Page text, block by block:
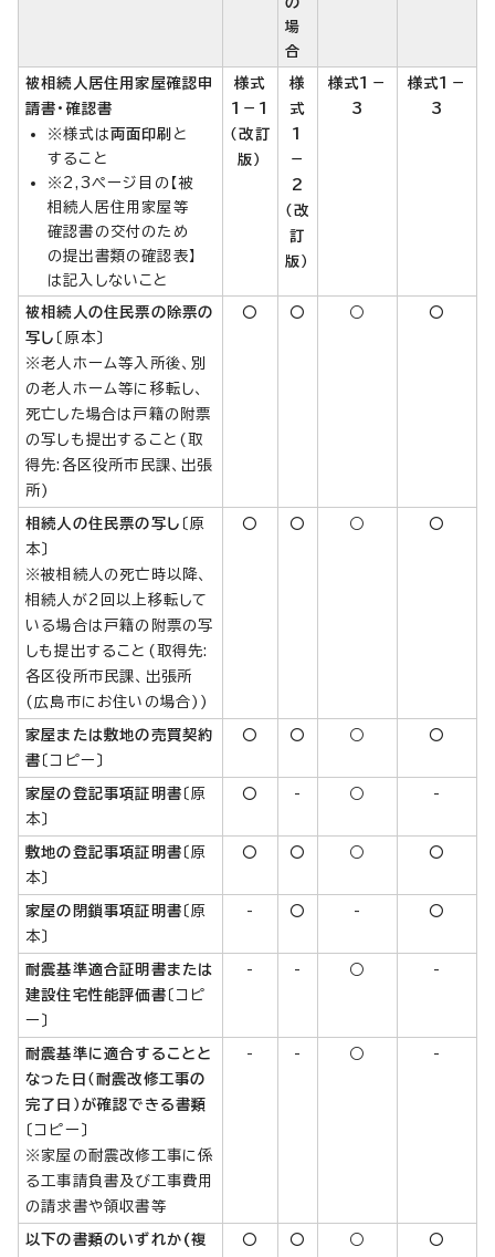
場
合
被相続人居住用家屋確認申
請書・確認書
※様式は両面印刷 と
すること
※2,3ページ目の【被
相続人居住用家屋等
確認書の交付のため
の提出書類の確認表】
は記入しないこと
様式
1－1
（改訂
版）
様
式
1
－
2
（改
訂
版）
様式1－
3
様式1－
3
被相続人の住民票の除票の
写し 〔原本〕
※老人ホーム等入所後、別
の老人ホーム等に移転し、
死亡した場合は戸籍の附票
の写しも提出すること(取
得先:各区役所市民課、出張
所)
○ ○ ○ ○
相続人の住民票の写し 〔原
本〕
※被相続人の死亡時以降、
相続人が2回以上移転して
いる場合は戸籍の附票の写
しも提出すること(取得先:
各区役所市民課、出張所
(広島市にお住いの場合))
○ ○ ○ ○
家屋または敷地の売買契約
書 〔コピー〕
○ ○ ○ ○
家屋の登記事項証明書 〔原
本〕
○ - ○ -
敷地の登記事項証明書 〔原
本〕
○ ○ ○ ○
家屋の閉鎖事項証明書 〔原
本〕
- ○ - ○
耐震基準適合証明書または
建設住宅性能評価書 〔コピ
ー〕
- - ○ -
耐震基準に適合することと
なった日（耐震改修工事の
完了日）が確認できる書類
〔コピー〕
※家屋の耐震改修工事に係
る工事請負書及び工事費用
の請求書や領収書等
- - ○ -
以下の書類のいずれか (複
○ ○ ○ ○